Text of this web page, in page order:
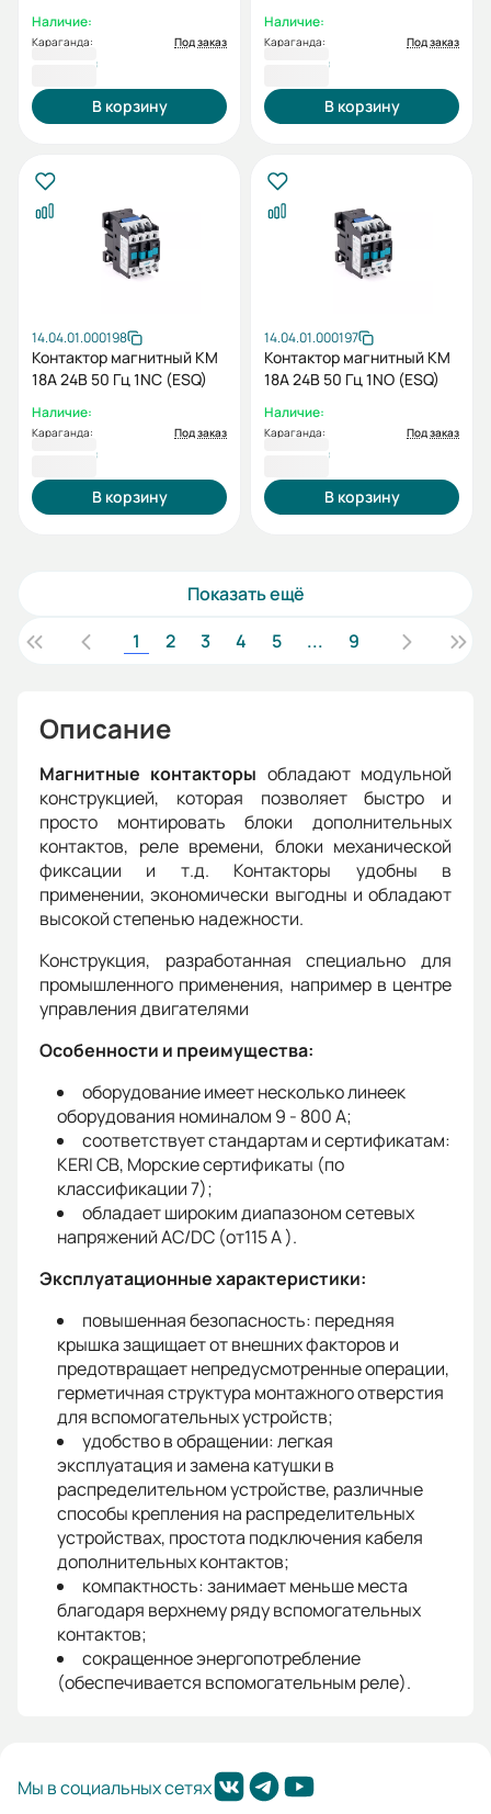
Наличие:
Караганда: Под заказ
В корзину
Наличие:
Караганда: Под заказ
В корзину
14.04.01.000198
Контактор магнитный КМ
18А 24B 50 Гц 1NC (ESQ)
Наличие:
Караганда: Под заказ
В корзину
14.04.01.000197
Контактор магнитный КМ
18А 24B 50 Гц 1NO (ESQ)
Наличие:
Караганда: Под заказ
В корзину
Показать ещё
1
2 3 4 5 ... 9
Описание
Магнитные контакторы обладают модульной
конструкцией, которая позволяет быстро и
просто монтировать блоки дополнительных
контактов, реле времени, блоки механической
фиксации и т.д. Контакторы удобны в
применении, экономически выгодны и обладают
высокой степенью надежности.
Конструкция, разработанная специально для
промышленного применения, например в центре
управления двигателями
Особенности и преимущества:
оборудование имеет несколько линеек
оборудования номиналом 9 - 800 A;
соответствует стандартам и сертификатам:
KERI CB, Морские сертификаты (по
классификации 7);
обладает широким диапазоном сетевых
напряжений AC/DC (от115 A ).
Эксплуатационные характеристики:
повышенная безопасность: передняя
крышка защищает от внешних факторов и
предотвращает непредусмотренные операции,
герметичная структура монтажного отверстия
для вспомогательных устройств;
удобство в обращении: легкая
эксплуатация и замена катушки в
распределительном устройстве, различные
способы крепления на распределительных
устройствах, простота подключения кабеля
дополнительных контактов;
компактность: занимает меньше места
благодаря верхнему ряду вспомогательных
контактов;
сокращенное энергопотребление
(обеспечивается вспомогательным реле).
Мы в социальных сетях